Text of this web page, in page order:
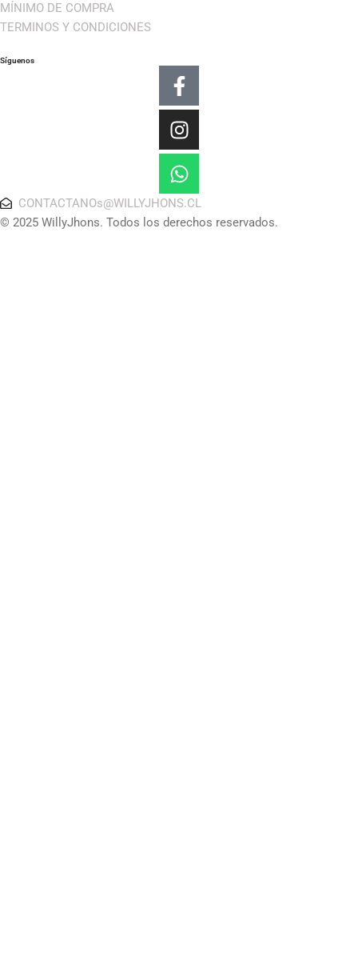
MÍNIMO DE COMPRA
TERMINOS Y CONDICIONES
Síguenos
Facebook-
f
Instagram
Whatsapp
CONTACTANOs@WILLYJHONS.CL
© 2025 WillyJhons. Todos los derechos reservados.